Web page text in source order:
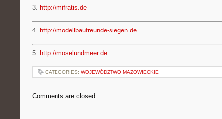
3. http://mifratis.de
4. http://modellbaufreunde-siegen.de
5. http://moselundmeer.de
CATEGORIES: WOJEWÓDZTWO MAZOWIECKIE
Comments are closed.